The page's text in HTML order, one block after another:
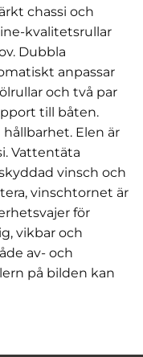
chassi och
kvalitetsrullar
Dubbla
anpassar
och två par
till båten.
Elen är
Vattentäta
vinsch och
vinschtornet är
för
vikbar och
av- och
på bilden kan